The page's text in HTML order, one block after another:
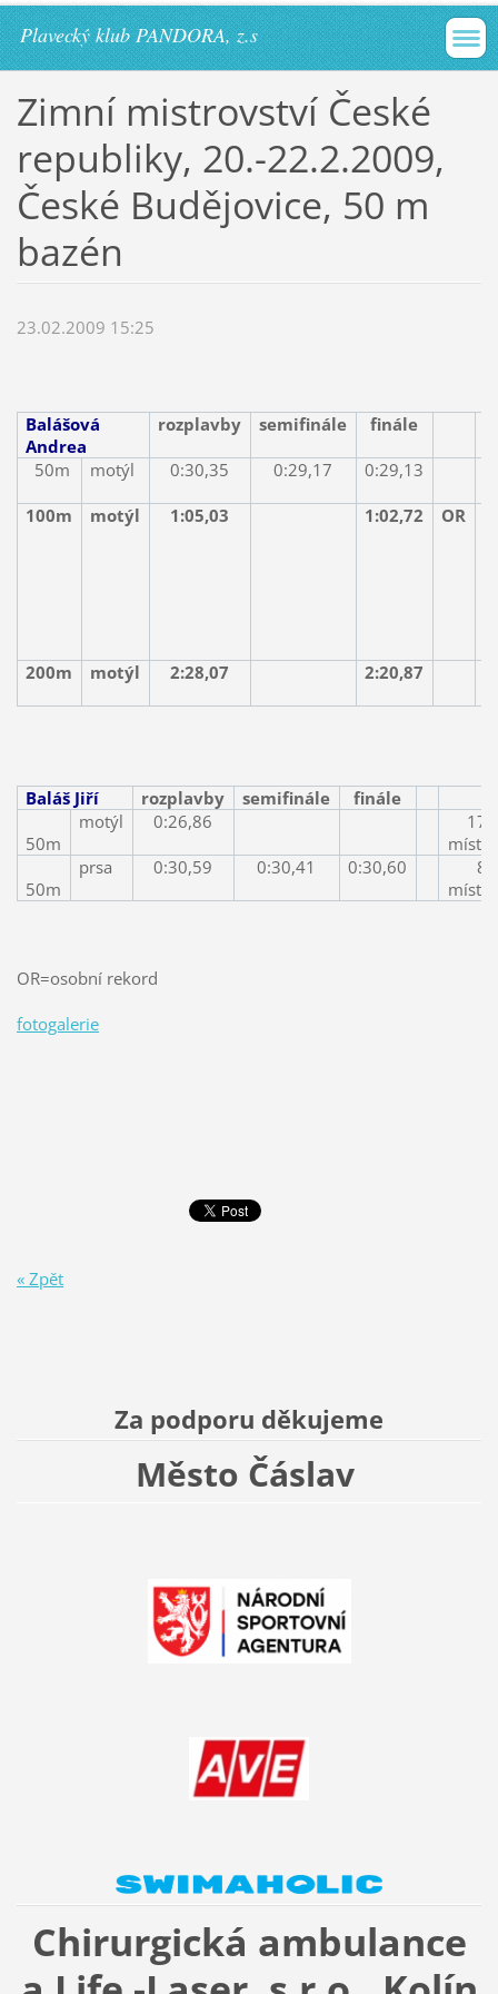
Plavecký klub PANDORA, z.s
Zimní mistrovství České
republiky, 20.-22.2.2009,
České Budějovice, 50 m
bazén
23.02.2009 15:25
Balášová
Andrea
rozplavby semifinále finále
50m motýl 0:30,35 0:29,17
0:29,13
100m
motýl 1:05,03 1:02,72
OR
200m motýl 2:28,07
2:20,87
Baláš Jiří rozplavby semifinále finále
50m
motýl 0:26,86
17.
místo
50m
prsa 0:30,59 0:30,41 0:30,60
8.
místo
OR=osobní rekord
fotogalerie
« Zpět
Za podporu děkujeme
Město Čáslav
Chirurgická ambulance